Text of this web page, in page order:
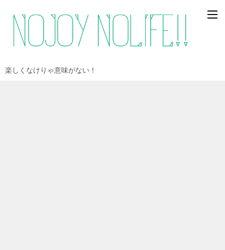
楽しくなけりゃ意味がない！